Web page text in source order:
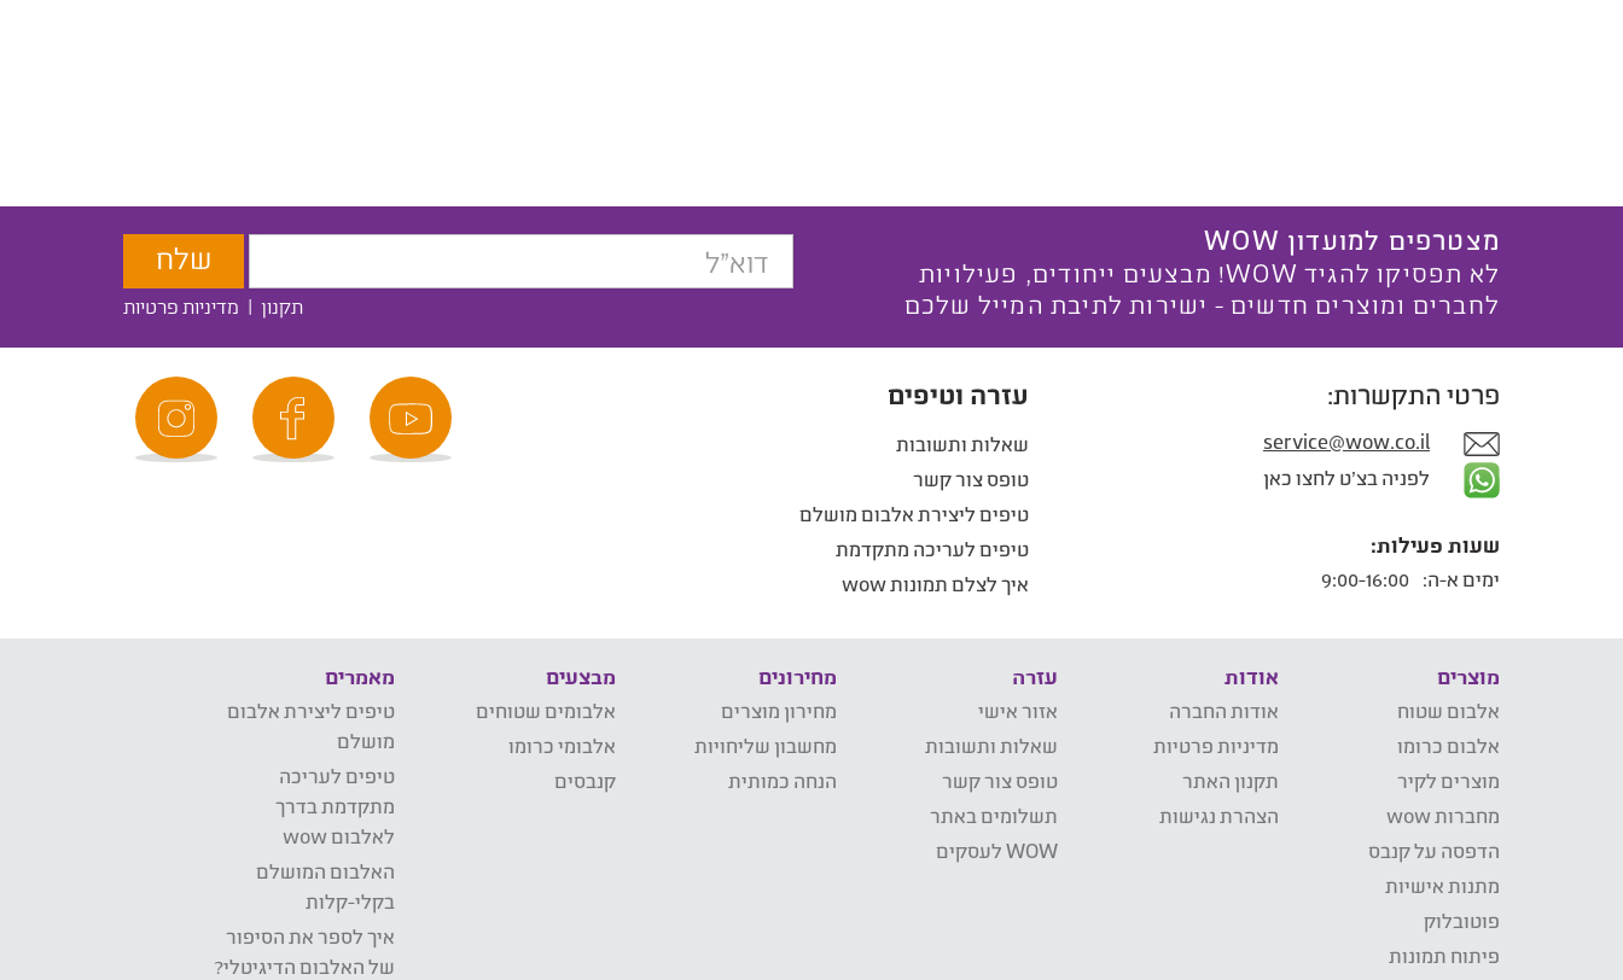
מצטרפים למועדון WOW
לא תפסיקו להגיד WOW! מבצעים ייחודים, פעילויות
לחברים ומוצרים חדשים - ישירות לתיבת המייל שלכם
תקנון | מדיניות פרטיות
פרטי התקשרות:
service@wow.co.il
לפניה בצ'ט לחצו כאן
שעות פעילות:
ימים א-ה:
עזרה וטיפים
שאלות ותשובות
טופס צור קשר
טיפים ליצירת אלבום מושלם
טיפים לעריכה מתקדמת
איך לצלם תמונות wow
מוצרים
אלבום שטוח
אלבום כרומו
מוצרים לקיר
מחברות wow
הדפסה על קנבס
מתנות אישיות
פוטובלוק
פיתוח תמונות
אודות
אודות החברה
מדיניות פרטיות
תקנון האתר
הצהרת נגישות
עזרה
אזור אישי
שאלות ותשובות
טופס צור קשר
תשלומים באתר
WOW לעסקים
מחירונים
מחירון מוצרים
מחשבון שליחויות
הנחה כמותית
מבצעים
אלבומים שטוחים
אלבומי כרומו
קנבסים
מאמרים
טיפים ליצירת אלבום
מושלם
טיפים לעריכה
מתקדמת בדרך
לאלבום wow
האלבום המושלם
בקלי-קלות
איך לספר את הסיפור
של האלבום הדיגיטלי?